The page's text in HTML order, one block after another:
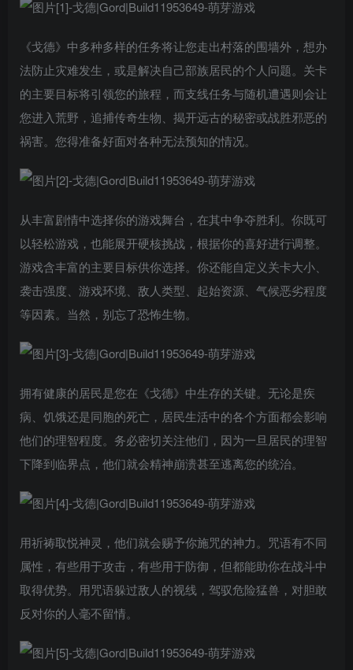
《戈德》中多种多样的任务将让您走出村落的围墙外，想办
法防止灾难发生，或是解决自己部族居民的个人问题。关卡
的主要目标将引领您的旅程，而支线任务与随机遭遇则会让
您进入荒野，追捕传奇生物、揭开远古的秘密或战胜邪恶的
祸害。您得准备好面对各种无法预知的情况。
从丰富剧情中选择你的游戏舞台，在其中争夺胜利。你既可
以轻松游戏，也能展开硬核挑战，根据你的喜好进行调整。
游戏含丰富的主要目标供你选择。你还能自定义关卡大小、
袭击强度、游戏环境、敌人类型、起始资源、气候恶劣程度
等因素。当然，别忘了恐怖生物。
拥有健康的居民是您在《戈德》中生存的关键。无论是疾
病、饥饿还是同胞的死亡，居民生活中的各个方面都会影响
他们的理智程度。务必密切关注他们，因为一旦居民的理智
下降到临界点，他们就会精神崩溃甚至逃离您的统治。
用祈祷取悦神灵，他们就会赐予你施咒的神力。咒语有不同
属性，有些用于攻击，有些用于防御，但都能助你在战斗中
取得优势。用咒语躲过敌人的视线，驾驭危险猛兽，对胆敢
反对你的人毫不留情。